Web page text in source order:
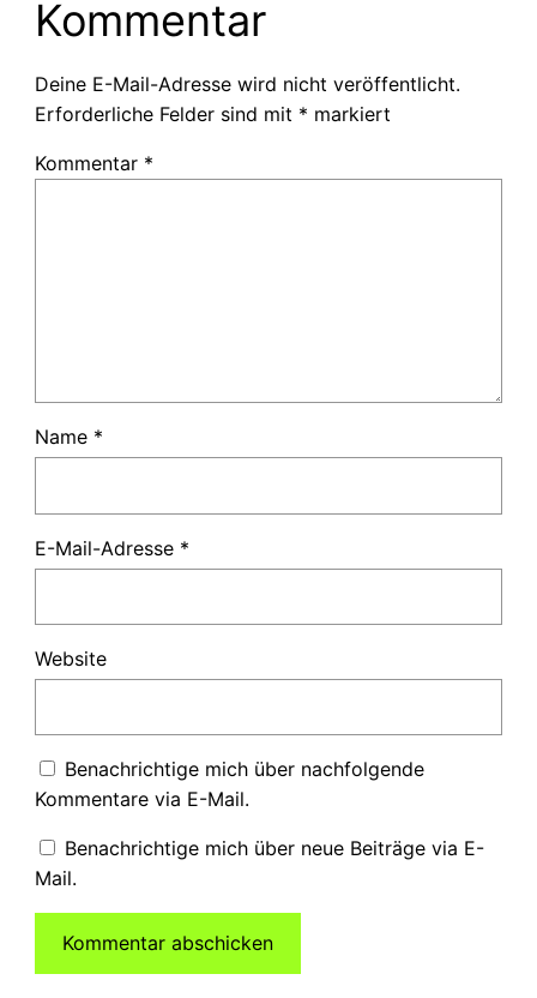
Kommentar
Deine E-Mail-Adresse wird nicht veröffentlicht.
Erforderliche Felder sind mit * markiert
Kommentar *
Name *
E-Mail-Adresse *
Website
Benachrichtige mich über nachfolgende
Kommentare via E-Mail.
Benachrichtige mich über neue Beiträge via E-
Mail.